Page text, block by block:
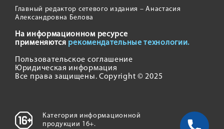
Главный редактор сетевого издания – Анастасия
Александровна Белова
На информационном ресурсе
применяются рекомендательные технологии.
Пользовательское соглашение
Юридическая информация
Все права защищены. Copyright © 2025
Категория информационной
продукции 16+.